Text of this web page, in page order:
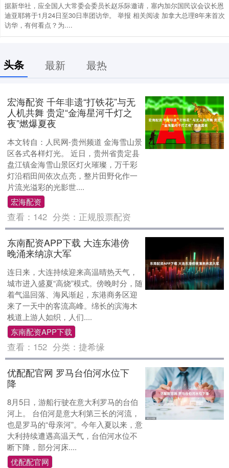
据新华社，应全国人大常委会委员长赵乐际邀请，塞内加尔国民议会议长恩
迪亚耶将于1月24日至30日率团访华。 举报 相关阅读 加拿大总理8年来首次
访华，有何看点？为....
头条 最新 最热
宏海配资 千年非遗“打铁花”与无
人机共舞 贵定“金海星河千灯之
夜”燃爆夏夜
本文转自：人民网-贵州频道 金海雪山景
区各式各样灯光。 近日，贵州省贵定县
盘江镇金海雪山景区灯火璀璨，万千彩
灯沿稻田间依次点亮，整片田野化作一
片流光溢彩的光影世....
宏海配资
查看： 142 分类： 正规股票配资
东南配资APP下载 大连东港傍
晚涌来纳凉大军
连日来，大连持续迎来高温晴热天气，
城市进入盛夏“高烧”模式。傍晚时分，随
着气温回落、海风渐起，东港商务区迎
来了一天中的客流高峰。绵长的滨海木
栈道上游人如织，人们....
东南配资APP下载
查看： 152 分类：捷希缘
优配配官网 罗马台伯河水位下
降
8月5日，游船行驶在意大利罗马的台伯
河上。 台伯河是意大利第三长的河流，
也是罗马的“母亲河”。今年入夏以来，意
大利持续遭遇高温天气，台伯河水位不
断下降，部分河床....
优配配官网